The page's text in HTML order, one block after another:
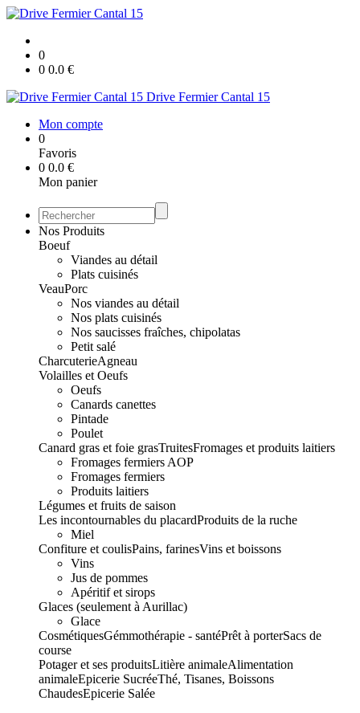
0
0 0.0 €
Drive Fermier Cantal 15
Mon compte
0
Favoris
0 0.0 €
Mon panier
Nos Produits
Boeuf
Viandes au détail
Plats cuisinés
VeauPorc
Nos viandes au détail
Nos plats cuisinés
Nos saucisses fraîches, chipolatas
Petit salé
CharcuterieAgneau
Volailles et Oeufs
Oeufs
Canards canettes
Pintade
Poulet
Canard gras et foie grasTruitesFromages et produits laitiers
Fromages fermiers AOP
Fromages fermiers
Produits laitiers
Légumes et fruits de saison
Les incontournables du placardProduits de la ruche
Miel
Confiture et coulisPains, farinesVins et boissons
Vins
Jus de pommes
Apéritif et sirops
Glaces (seulement à Aurillac)
Glace
CosmétiquesGémmothérapie - santéPrêt à porterSacs de
course
Potager et ses produitsLitière animaleAlimentation
animaleEpicerie SucréeThé, Tisanes, Boissons
ChaudesEpicerie Salée